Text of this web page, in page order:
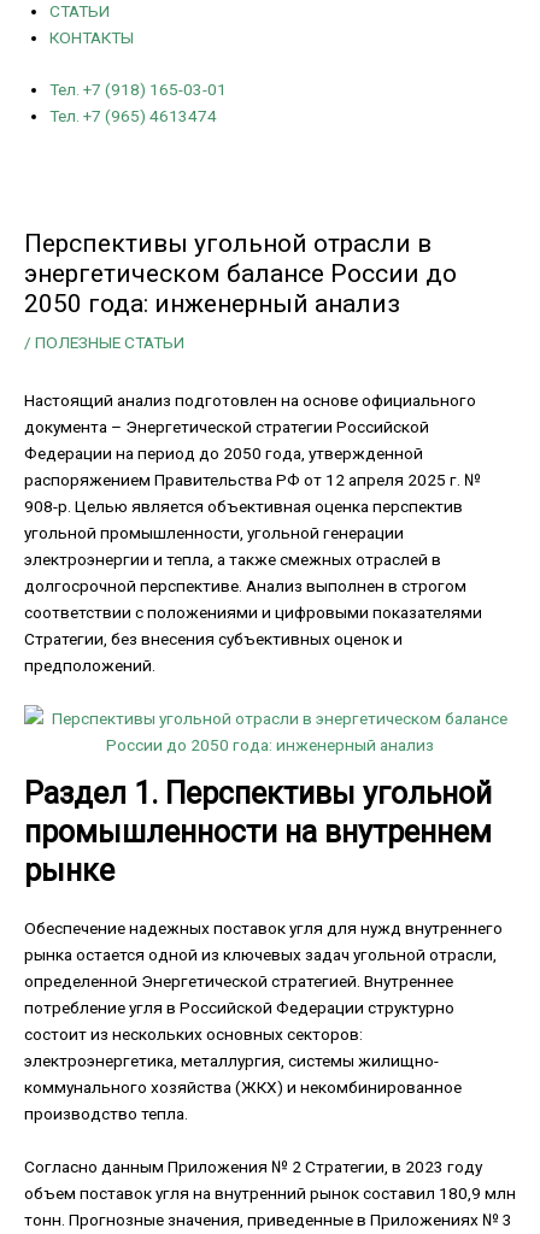
СТАТЬИ
КОНТАКТЫ
Тел. +7 (918) 165-03-01
Тел. +7 (965) 4613474
Перспективы угольной отрасли в
энергетическом балансе России до
2050 года: инженерный анализ
/ ПОЛЕЗНЫЕ СТАТЬИ
Настоящий анализ подготовлен на основе официального
документа – Энергетической стратегии Российской
Федерации на период до 2050 года, утвержденной
распоряжением Правительства РФ от 12 апреля 2025 г. №
908-р. Целью является объективная оценка перспектив
угольной промышленности, угольной генерации
электроэнергии и тепла, а также смежных отраслей в
долгосрочной перспективе. Анализ выполнен в строгом
соответствии с положениями и цифровыми показателями
Стратегии, без внесения субъективных оценок и
предположений.
Раздел 1. Перспективы угольной
промышленности на внутреннем
рынке
Обеспечение надежных поставок угля для нужд внутреннего
рынка остается одной из ключевых задач угольной отрасли,
определенной Энергетической стратегией. Внутреннее
потребление угля в Российской Федерации структурно
состоит из нескольких основных секторов:
электроэнергетика, металлургия, системы жилищно-
коммунального хозяйства (ЖКХ) и некомбинированное
производство тепла.
Согласно данным Приложения № 2 Стратегии, в 2023 году
объем поставок угля на внутренний рынок составил 180,9 млн
тонн. Прогнозные значения, приведенные в Приложениях № 3